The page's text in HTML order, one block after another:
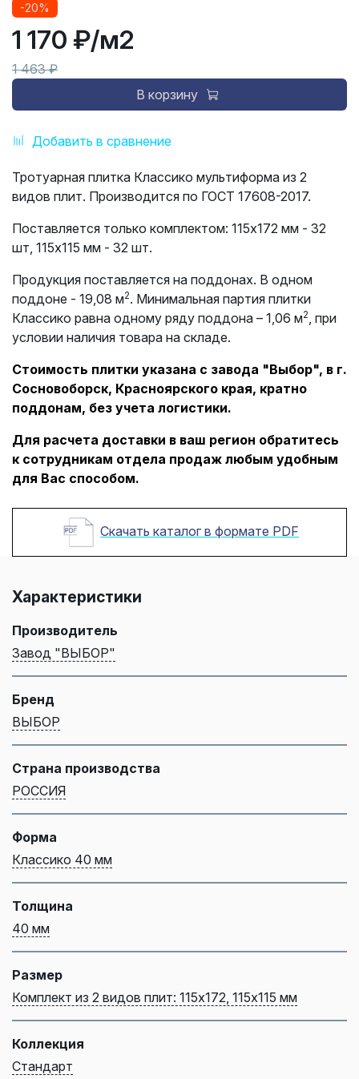
Добавить в сравнение
-20%
1 170 ₽/м2
1 463 ₽
В корзину
Тротуарная плитка Классико мультиформа из 2
видов плит. Производится по ГОСТ 17608-2017.
Поставляется только комплектом: 115х172 мм - 32
шт, 115х115 мм - 32 шт.
Продукция поставляется на поддонах. В одном
поддоне - 19,08 м2. Минимальная партия плитки
Классико равна одному ряду поддона – 1,06 м2 , при
условии наличия товара на складе.
Стоимость плитки указана с завода "Выбор", в г.
Сосновоборск, Красноярского края, кратно
поддонам, без учета логистики.
Для расчета доставки в ваш регион обратитесь
к сотрудникам отдела продаж любым удобным
для Вас способом.
Скачать каталог в формате PDF
Характеристики
Производитель
Завод "ВЫБОР"
Бренд
ВЫБОР
Страна производства
РОССИЯ
Форма
Классико 40 мм
Толщина
40 мм
Размер
Комплект из 2 видов плит: 115х172, 115х115 мм
Коллекция
Стандарт